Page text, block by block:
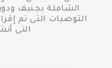
الشاملة بجنيف
التوصيات التى تم
التى